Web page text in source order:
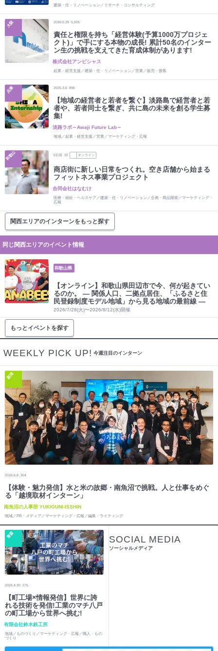
建築・住・リノベーション／リサーチ・コンサルティング
大阪 2026.5.29 5,505
責任と権限を持ち「経営体験(予算1000万プロジェ
クト)」で手にする本物の成長! 累計50名のインター
ン生の挑戦を支えてきた育成体制があります!
株式会社アンビシャス
起業・経営支援／建築・住・リノベーション／営業／販売・接客
兵庫 2025.3.6 896
【地域の経営者と若者を繋ぐ】淡路島で経営者と若
者や、若者同士を繋ぎ、共に島の未来を創る学生募
集!
淡路ラボ～Awaji Future Lab～
地域／起業・経営支援／営業／マーケティング・広報
和歌山 5 日前 32 オンライン
商店街に新しい日常をつくれ。空き店舗から始まる
フィットネス事業プロジェクト
合同会社はなむけ
医療・福祉・ヘルスケア／建築・住・リノベーション／企画・商品開発／マーケティング・
広報
関西エリアのインターンをもっと探す
同じ関西エリアのイベント情報
和歌山県
【オンライン】和歌山県田辺市で今、何が起きてい
るのか。 ― 関係人口、二拠点居住、「ふるさと住
民登録制度モデル地域」から見る地域の最前線 ―
2026/7/28(火)〜2026/8/12(水)開催
もっとイベントを探す
WEEKLY PICK UP! 今週注目のインターン
新潟
2026.6.8 304
【体験・魅力発信】水と米の故郷・南魚沼で挑戦。人と仕事をめぐ
る「越境取材インターン」
南魚沼の人事部 YUKIGUNI-ISSHIN
地域／PR・メディア／マーケティング・広報／編集・ライティング
青森
2026.4.30 276
【町工場×情報発信】世界に誇
れる技術を発信!工業のマチ八戸
の町工場から世界へ挑む!
有限会社鈴木鉄工所
地域／ものづくり／マーケティング・広報／職人・もの
づくり
SOCIAL MEDIA
ソーシャルメディア